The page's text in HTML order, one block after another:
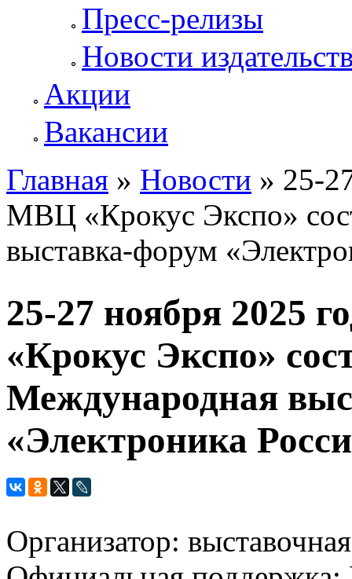
Пресс-релизы
Новости
Акции
Вакансии
Вы здесь
Главная » Новости » 25-
МВЦ «Крокус Экспо»
выставка-форум
25-27 ноября 2025
«Крокус Экспо»
Международная
«Электроника
Организатор: